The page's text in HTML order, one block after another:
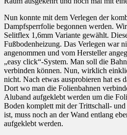
Nun konnte mit dem Verlegen der
Dampfsperrfolie begonnen werden.
Selitflex 1,6mm Variante gewählt.
Fußbodenheizung. Das Verlegen war
angenommen und vom Hersteller
„easy click“-System. Man soll die
verbinden können. Nun, wirklich
nicht. Nach etwas ausprobieren hat es
Dort wo man die Folienbahnen
Aluband aufgeklebt werden um die
Boden komplett mit der Trittschall-
ist, muss noch an der Wand entlang
aufgeklebt werden.